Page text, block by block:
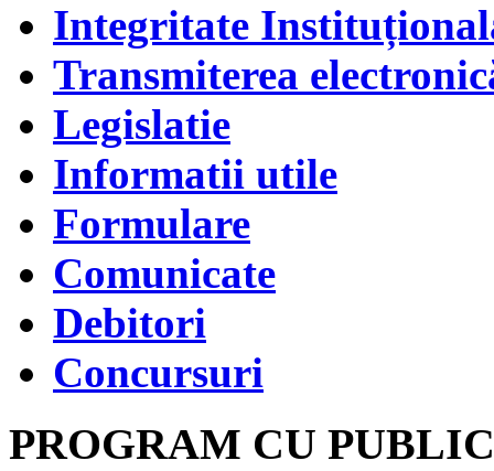
Integritate
Transmiterea
Legislatie
Informatii utile
Formulare
Comunicate
Debitori
Concursuri
PROGRAM CU